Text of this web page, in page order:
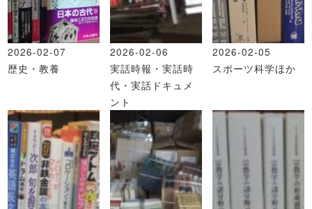
2026-02-07
歴史・教養
2026-02-06
実話時報・実話時
代・実話ドキュメ
ント
2026-02-05
スポーツ科学ほか